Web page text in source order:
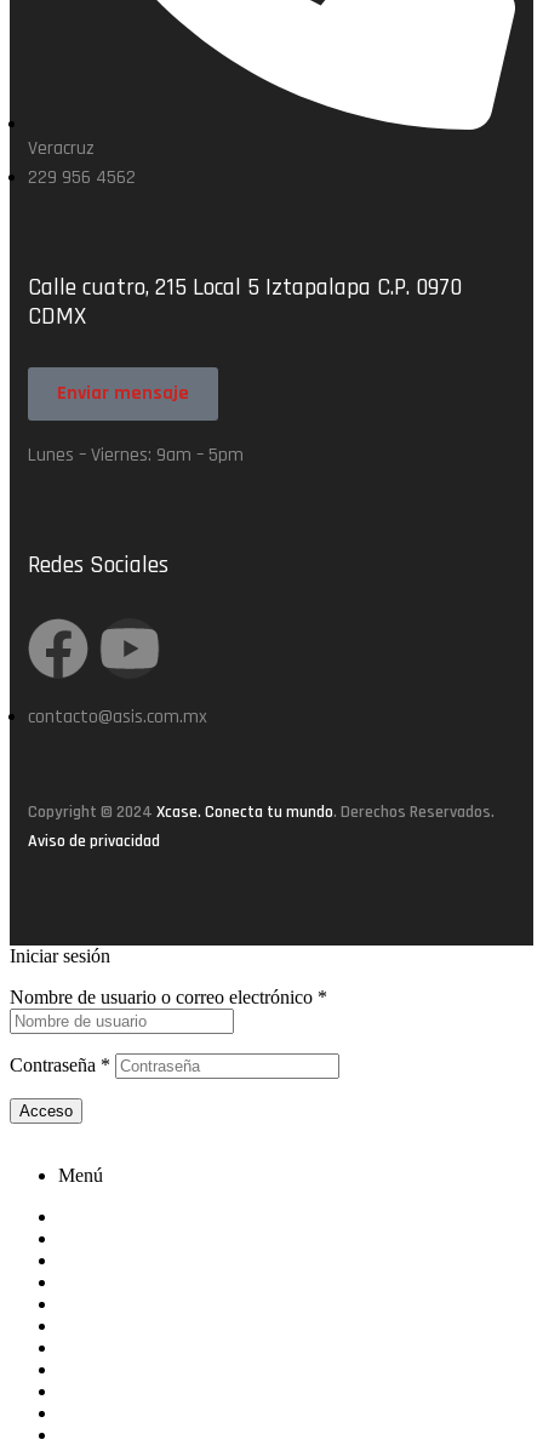
Veracruz
229 956 4562
Calle cuatro, 215 Local 5 Iztapalapa C.P. 0970
CDMX
Enviar mensaje
Lunes – Viernes: 9am – 5pm
Redes Sociales
contacto@asis.com.mx
Copyright © 2024 Xcase. Conecta tu mundo. Derechos Reservados.
Aviso de privacidad
Iniciar sesión
Nombre de usuario o correo electrónico *
Contraseña *
Acceso
Menú